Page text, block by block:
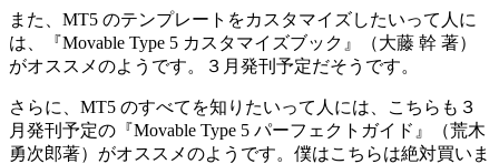
また、MT5 のテンプレートをカスタマイズしたいって人に
は、『Movable Type 5 カスタマイズブック』（大藤 幹 著）
がオススメのようです。３月発刊予定だそうです。
さらに、MT5 のすべてを知りたいって人には、こちらも３
月発刊予定の『Movable Type 5 パーフェクトガイド』（荒木
勇次郎著）がオススメのようです。僕はこちらは絶対買いま